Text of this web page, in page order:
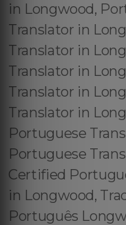
in Longwood,
Translator in
Translator in
Translator in
Translator in
Translator in
Portuguese
Portuguese
Certified
in Longwood,
Português